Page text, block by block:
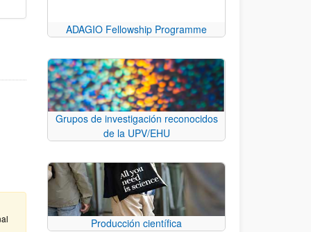
ADAGIO Fellowship Programme
Grupos de investigación reconocidos
de la UPV/EHU
Producción científica